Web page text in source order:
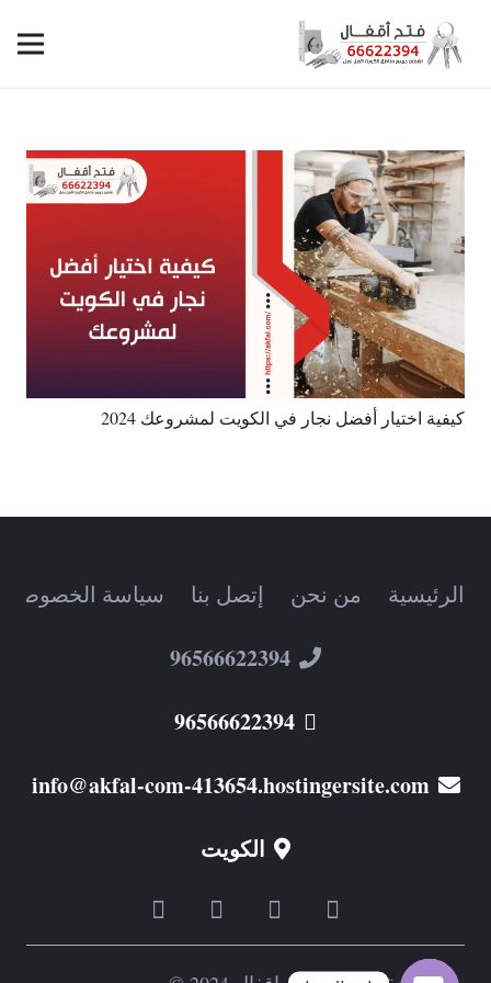
كيفية اختيار أفضل نجار في الكويت لمشروعك 2024
الرئيسية من نحن إتصل بنا سياسة الخصوصية
96566622394
96566622394
info@akfal-com-413654.hostingersite.com
الكويت